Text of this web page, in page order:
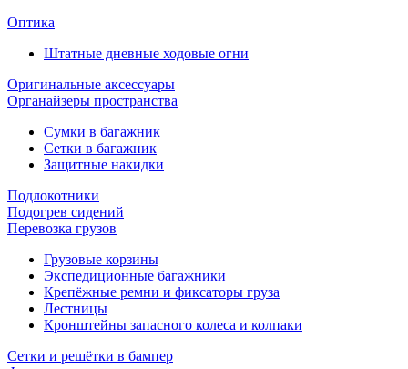
Оптика
Штатные дневные ходовые огни
Оригинальные аксессуары
Органайзеры пространства
Сумки в багажник
Сетки в багажник
Защитные накидки
Подлокотники
Подогрев сидений
Перевозка грузов
Грузовые корзины
Экспедиционные багажники
Крепёжные ремни и фиксаторы груза
Лестницы
Кронштейны запасного колеса и колпаки
Сетки и решётки в бампер